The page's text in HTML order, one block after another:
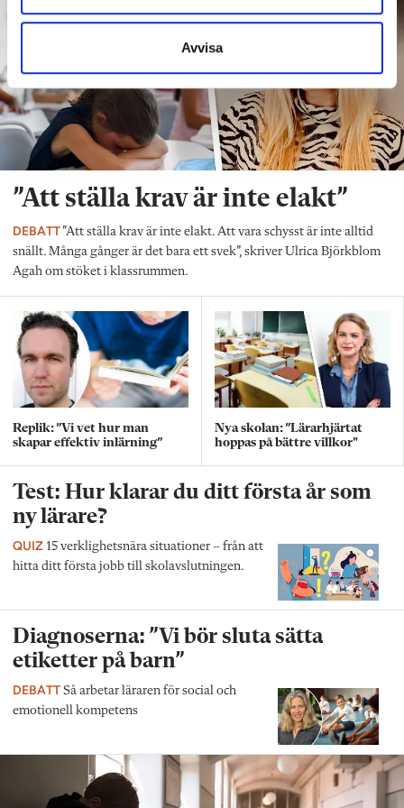
Avvisa
”Att ställa krav är inte elakt”
DEBATT”Att ställa krav är inte elakt. Att vara schysst är inte alltid
snällt. Många gånger är det bara ett svek”, skriver Ulrica Björkblom
Agah om stöket i klassrummen.
Replik: ”Vi vet hur man
skapar effektiv inlärning”
Nya skolan: ”Lärarhjärtat
hoppas på bättre villkor"
Test: Hur klarar du ditt första år som
ny lärare?
QUIZ 15 verklighetsnära situationer – från att
hitta ditt första jobb till skolavslutningen.
Diagnoserna: ”Vi bör sluta sätta
etiketter på barn”
DEBATT Så arbetar läraren för social och
emotionell kompetens